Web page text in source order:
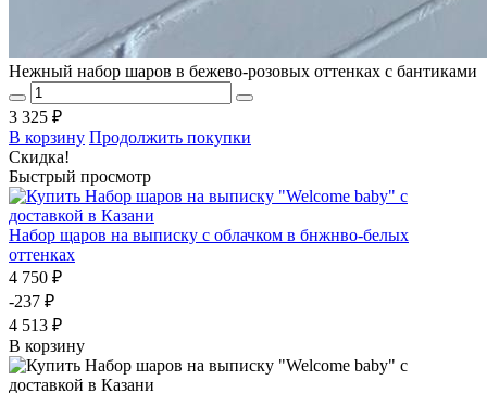
Нежный набор шаров в бежево-розовых оттенках с бантиками
3 325 ₽
В корзину Продолжить покупки
Скидка!
Быстрый просмотр
Набор щаров на выписку с облачком в бнжнво-белых
оттенках
4 750 ₽
-237 ₽
4 513 ₽
В корзину